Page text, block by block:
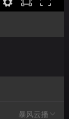
暴风云播